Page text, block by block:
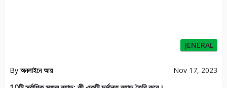
JENERAL
By অনলাইনে আয় Nov 17, 2023